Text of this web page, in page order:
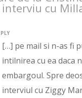
cu
[…] pe mail si n-as fi
intilnirea cu ea daca
embargoul. Spre
interviul cu Ziggy